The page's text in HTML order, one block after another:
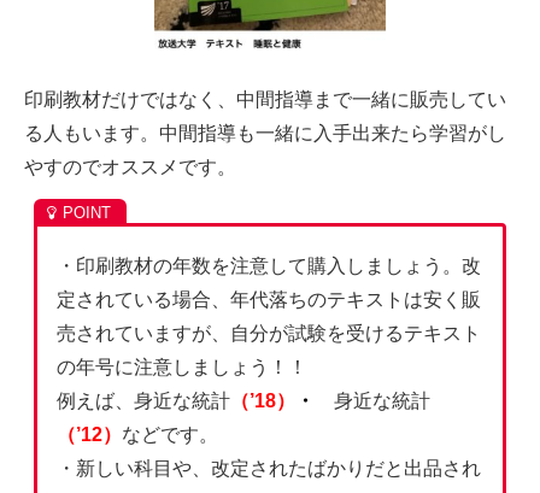
印刷教材だけではなく、中間指導まで一緒に販売してい
る人もいます。中間指導も一緒に入手出来たら学習がし
やすのでオススメです。
・印刷教材の年数を注意して購入しましょう。改
定されている場合、年代落ちのテキストは安く販
売されていますが、自分が試験を受けるテキスト
の年号に注意しましょう！！
例えば、身近な統計 （’18） ・
身近な統計
（’12） などです。
・新しい科目や、改定されたばかりだと出品され